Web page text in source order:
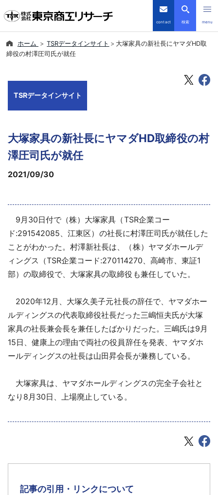
contact 検索 menu
倒産・注目企業情報
会社案内
導入事例
採用情報
よくあるご質問
English
ホーム TSRデータインサイト
大塚家具の新社長にヤマダHD取
締役の村澤圧司氏が就任
TSRデータインサイト
大塚家具の新社長にヤマダHD取締役の村
澤圧司氏が就任
2021/09/30
9月30日付で（株）大塚家具（TSR企業コー
ド:291542085、江東区）の社長に村澤圧司氏が就任した
ことがわかった。村澤新社長は、（株）ヤマダホールデ
ィングス（TSR企業コード:270114270、高崎市、東証1
部）の取締役で、大塚家具の取締役も兼任していた。
2020年12月、大塚久美子元社長の辞任で、ヤマダホー
ルディングスの代表取締役社長だった三嶋恒夫氏が大塚
家具の社長兼会長を兼任したばかりだった。三嶋氏は9月
15日、健康上の理由で両社の役員辞任を発表、ヤマダホ
ールディングスの社長は山田昇会長が兼務している。
大塚家具は、ヤマダホールディングスの完全子会社と
なり8月30日、上場廃止している。
記事の引用・リンクについて